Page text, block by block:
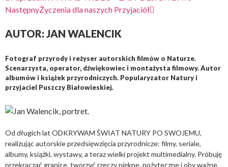
NastępnyŻyczenia dla naszych Przyjaciół
AUTOR: JAN WALENCIK
Fotograf przyrody i reżyser autorskich filmów o Naturze.
Scenarzysta, operator, dźwiękowiec i montażysta filmowy. Autor
albumów i książek przyrodniczych. Popularyzator Natury i
przyjaciel Puszczy Białowieskiej.
Od długich lat ODKRYWAM ŚWIAT NATURY PO SWOJEMU,
realizując autorskie przedsięwzięcia przyrodnicze: filmy, seriale,
albumy, książki, wystawy, a teraz wielki projekt multimedialny. Próbuję
przekraczać granice, tworzyć rzeczy piękne, pożyteczne i oby ważne.